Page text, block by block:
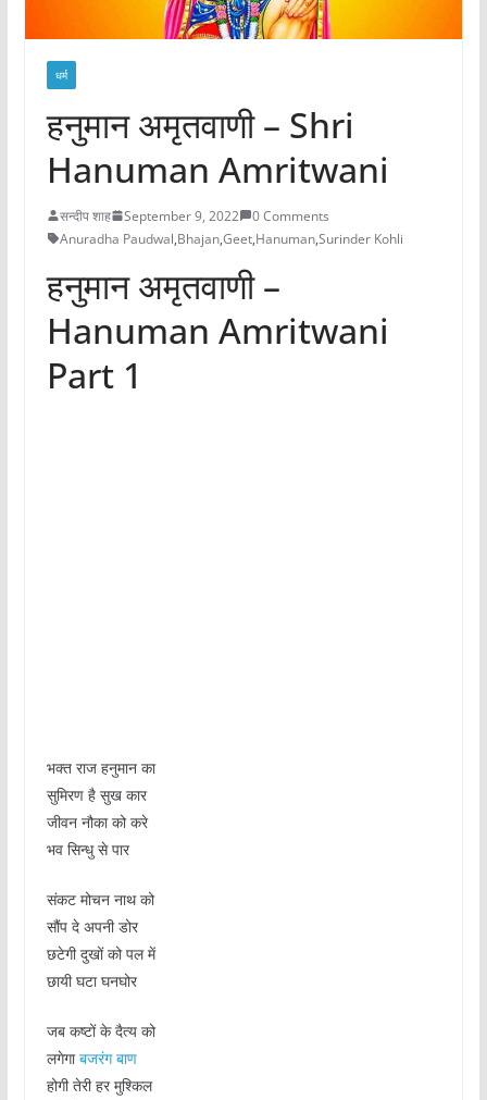
धर्म
हनुमान अमृतवाणी – Shri
Hanuman Amritwani
सन्दीप शाह September 9, 2022
0 Comments
Anuradha Paudwal,Bhajan,Geet,Hanuman,Surinder Kohli
हनुमान अमृतवाणी –
Hanuman Amritwani
Part 1
भक्त राज हनुमान का
सुमिरण है सुख कार
जीवन नौका को करे
भव सिन्धु से पार
संकट मोचन नाथ को
सौंप दे अपनी डोर
छटेगी दुखों को पल में
छायी घटा घनघोर
जब कष्टों के दैत्य को
लगेगाबजरंग बाण
होगी तेरी हर मुश्किल